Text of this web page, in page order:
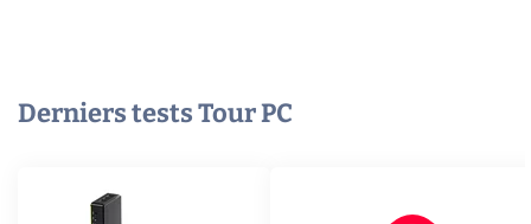
Derniers testsTour PC